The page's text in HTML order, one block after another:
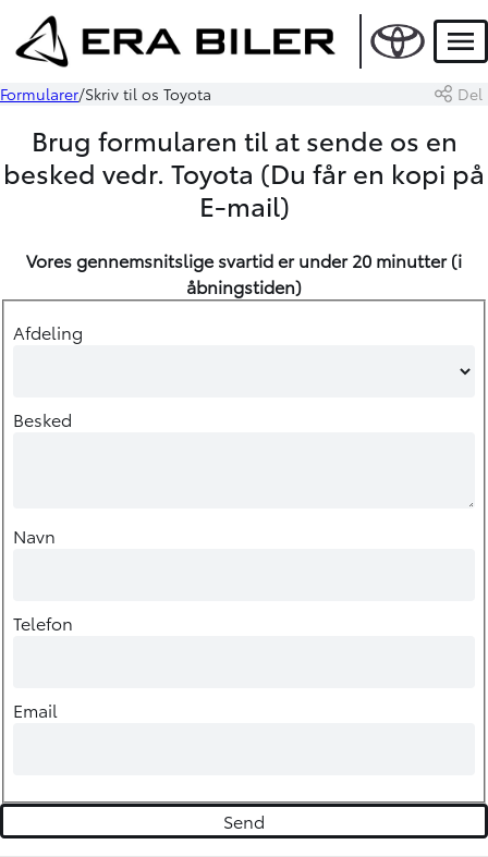
Formularer Skriv til os Toyota Del
Brug formularen til at sende os en
besked vedr. Toyota (Du får en kopi på
E-mail)
Vores gennemsnitslige svartid er under 20 minutter (i
åbningstiden)
Afdeling
Besked
Navn
Telefon
Email